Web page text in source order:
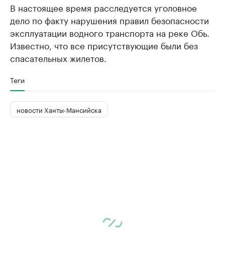
В настоящее время расследуется уголовное
дело по факту нарушения правил безопасности
эксплуатации водного транспорта на реке Обь.
Известно, что все присутствующие были без
спасательных жилетов.
Теги
новости Ханты-Мансийска